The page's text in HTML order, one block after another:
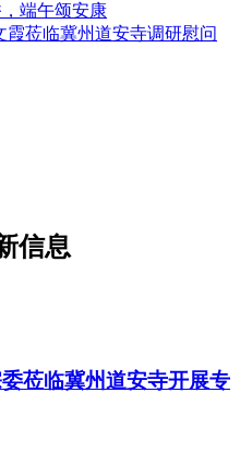
端午颂安康
莅临冀州道安寺调研慰问
信息
莅临冀州道安寺开展专